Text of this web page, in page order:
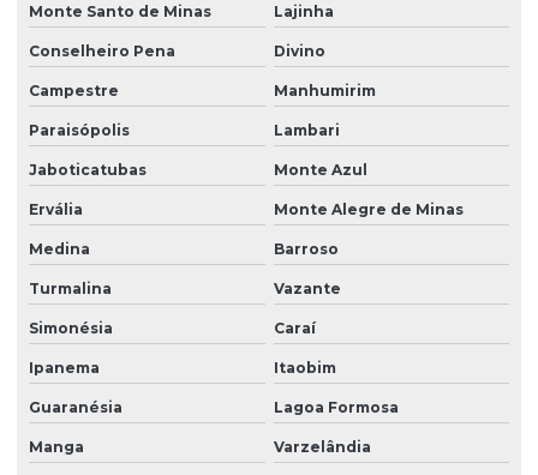
Monte Santo de Minas Lajinha
Conselheiro Pena Divino
Campestre Manhumirim
Paraisópolis Lambari
Jaboticatubas Monte Azul
Ervália Monte Alegre de Minas
Medina Barroso
Turmalina Vazante
Simonésia Caraí
Ipanema Itaobim
Guaranésia Lagoa Formosa
Manga Varzelândia